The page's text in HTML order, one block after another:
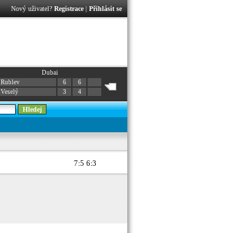
Nový uživatel? Registrace| Přihlásit se
Dubai
Rublev
6
6
Veselý
3 4
7:5 6:3